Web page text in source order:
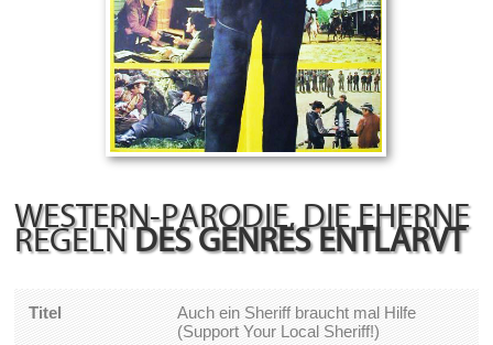
WESTERN-PARODIE, DIE EHERNE
REGELN DES GENRES ENTLARVT
Titel
Auch ein Sheriff braucht mal Hilfe
(Support Your Local Sheriff!)